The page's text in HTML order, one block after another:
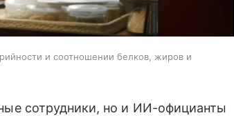
и соотношении белков, жиров и
сотрудники, но и ИИ-официанты